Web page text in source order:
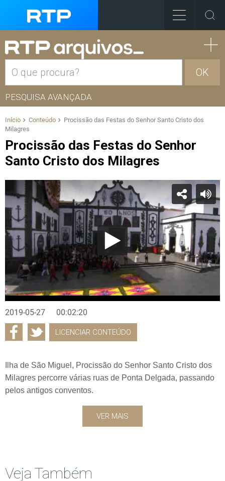
OK
PESQUISA AVANÇADA
Início Conteúdo
Procissão das Festas do Senhor Santo Cristo dos
Milagres
Procissão das Festas do Senhor
Santo Cristo dos Milagres
2019-05-27 00:02:20
LICENCIAR CONTEÚDO
Ilha de São Miguel, Procissão do Senhor Santo Cristo dos
Milagres percorre várias ruas de Ponta Delgada, passando
pelos antigos conventos.
VER MAIS
Veja Também